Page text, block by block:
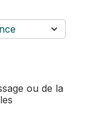
ou de la